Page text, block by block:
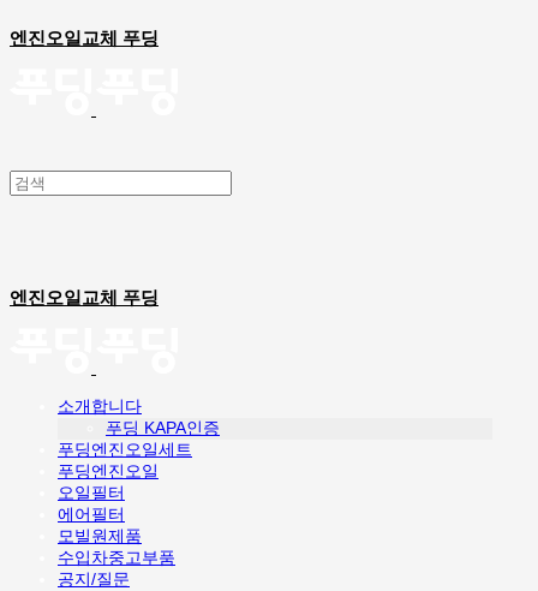
엔진오일교체 푸딩
엔진오일교체 푸딩
소개합니다
푸딩 KAPA인증
푸딩엔진오일세트
푸딩엔진오일
오일필터
에어필터
모빌원제품
수입차중고부품
공지/질문